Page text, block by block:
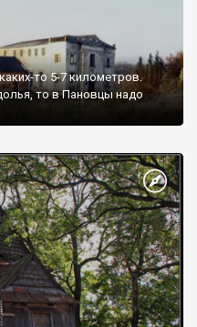
то 5-7 километров.
то в Пановцы надо